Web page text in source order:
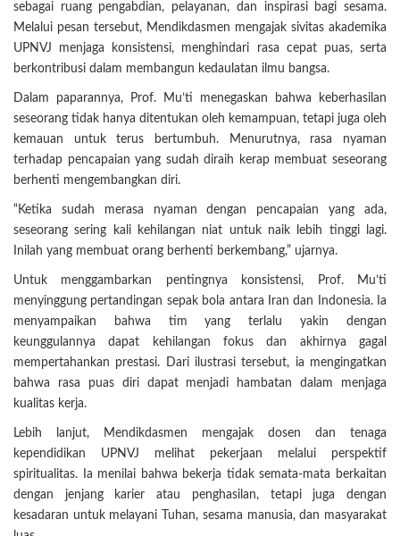
sebagai ruang pengabdian, pelayanan, dan inspirasi bagi sesama.
Melalui pesan tersebut, Mendikdasmen mengajak sivitas akademika
UPNVJ menjaga konsistensi, menghindari rasa cepat puas, serta
berkontribusi dalam membangun kedaulatan ilmu bangsa.
Dalam paparannya, Prof. Mu’ti menegaskan bahwa keberhasilan
seseorang tidak hanya ditentukan oleh kemampuan, tetapi juga oleh
kemauan untuk terus bertumbuh. Menurutnya, rasa nyaman
terhadap pencapaian yang sudah diraih kerap membuat seseorang
berhenti mengembangkan diri.
“Ketika sudah merasa nyaman dengan pencapaian yang ada,
seseorang sering kali kehilangan niat untuk naik lebih tinggi lagi.
Inilah yang membuat orang berhenti berkembang,” ujarnya.
Untuk menggambarkan pentingnya konsistensi, Prof. Mu’ti
menyinggung pertandingan sepak bola antara Iran dan Indonesia. Ia
menyampaikan bahwa tim yang terlalu yakin dengan
keunggulannya dapat kehilangan fokus dan akhirnya gagal
mempertahankan prestasi. Dari ilustrasi tersebut, ia mengingatkan
bahwa rasa puas diri dapat menjadi hambatan dalam menjaga
kualitas kerja.
Lebih lanjut, Mendikdasmen mengajak dosen dan tenaga
kependidikan UPNVJ melihat pekerjaan melalui perspektif
spiritualitas. Ia menilai bahwa bekerja tidak semata-mata berkaitan
dengan jenjang karier atau penghasilan, tetapi juga dengan
kesadaran untuk melayani Tuhan, sesama manusia, dan masyarakat